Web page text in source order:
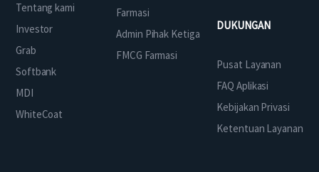
Tentang kami
Investor
Grab
Softbank
MDI
WhiteCoat
Farmasi
Admin Pihak Ketiga
FMCG Farmasi
DUKUNGAN
Pusat Layanan
FAQ Aplikasi
Kebijakan Privasi
Ketentuan Layanan